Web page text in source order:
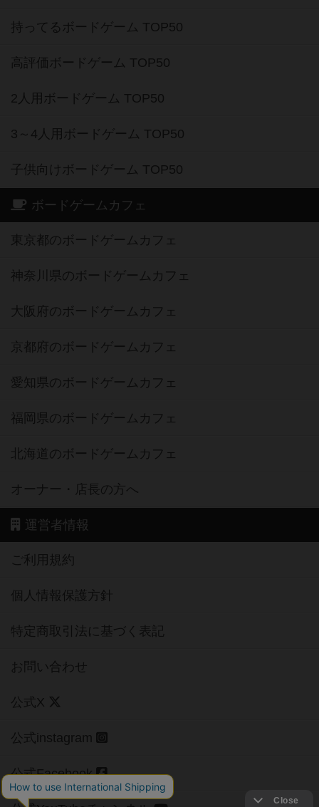
持ってるボードゲーム TOP50
高評価ボードゲーム TOP50
2人用ボードゲーム TOP50
3～4人用ボードゲーム TOP50
子供向けボードゲーム TOP50
ボードゲームカフェ
東京都のボードゲームカフェ
神奈川県のボードゲームカフェ
大阪府のボードゲームカフェ
京都府のボードゲームカフェ
愛知県のボードゲームカフェ
福岡県のボードゲームカフェ
北海道のボードゲームカフェ
オーナー・店長の方へ
運営者情報
ご利用規約
個人情報保護方針
特定商取引法に基づく表記
お問い合わせ
公式X
公式instagram
公式Facebook